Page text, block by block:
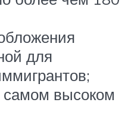
для
самом высоком